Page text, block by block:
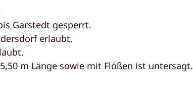
Garstedt gesperrt.
erlaubt.
m Länge sowie mit Flößen ist untersagt.